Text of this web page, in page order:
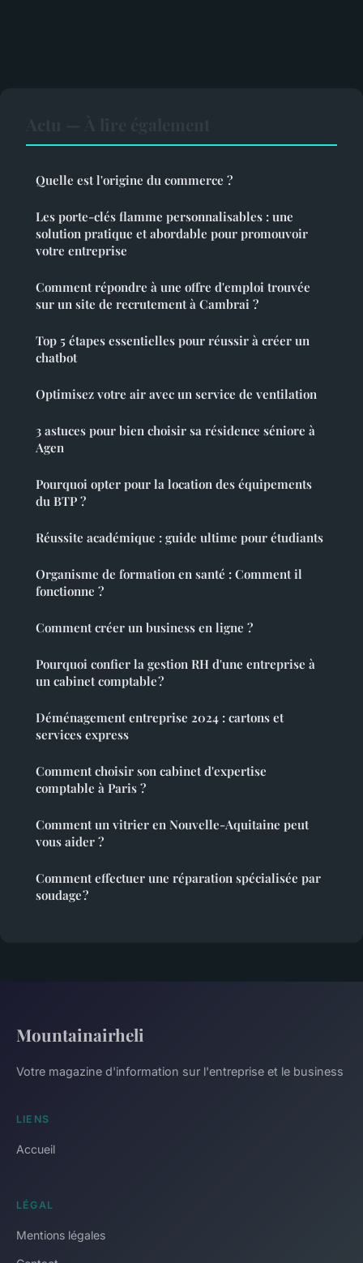
Quelle est l'origine du commerce ?
Les porte-clés flamme personnalisables : une
solution pratique et abordable pour promouvoir
votre entreprise
Comment répondre à une offre d'emploi trouvée
sur un site de recrutement à Cambrai ?
Top 5 étapes essentielles pour réussir à créer un
chatbot
Optimisez votre air avec un service de ventilation
3 astuces pour bien choisir sa résidence séniore à
Agen
Pourquoi opter pour la location des équipements
du BTP ?
Réussite académique : guide ultime pour étudiants
Organisme de formation en santé : Comment il
fonctionne ?
Comment créer un business en ligne ?
Pourquoi confier la gestion RH d'une entreprise à
un cabinet comptable ?
Déménagement entreprise 2024 : cartons et
services express
Comment choisir son cabinet d'expertise
comptable à Paris ?
Comment un vitrier en Nouvelle-Aquitaine peut
vous aider ?
Comment effectuer une réparation spécialisée par
soudage ?
Mountainairheli
Votre magazine d'information sur l'entreprise et le business
LIENS
Accueil
LÉGAL
Mentions légales